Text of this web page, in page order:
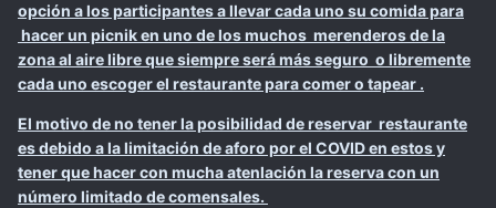
opción a los participantes a llevar cada uno su comida para
hacer un picnik en uno de los muchos merenderos de la
zona al aire libre que siempre será más seguro o libremente
cada uno escoger el restaurante para comer o tapear .
El motivo de no tener la posibilidad de reservar restaurante
es debido a la limitación de aforo por el COVID en estos y
tener que hacer con mucha atenlación la reserva con un
número limitado de comensales.